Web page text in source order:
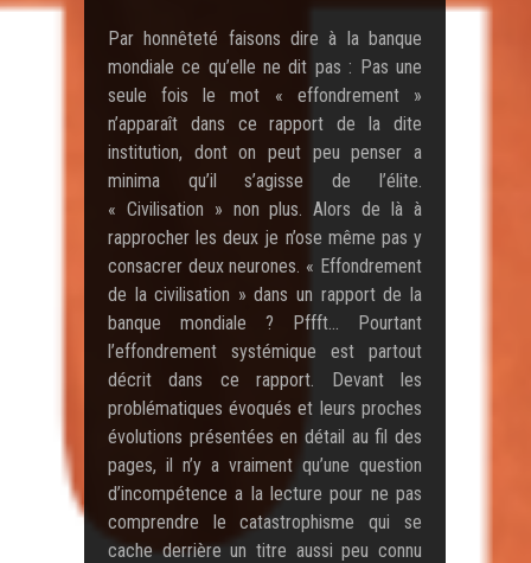
Par honnêteté faisons dire à la banque
mondiale ce qu’elle ne dit pas : Pas une
seule fois le mot « effondrement »
n’apparaît dans ce rapport de la dite
institution, dont on peut peu penser a
minima qu’il s’agisse de l’élite.
« Civilisation » non plus. Alors de là à
rapprocher les deux je n’ose même pas y
consacrer deux neurones. « Effondrement
de la civilisation » dans un rapport de la
banque mondiale ? Pffft… Pourtant
l’effondrement systémique est partout
décrit dans ce rapport. Devant les
problématiques évoqués et leurs proches
évolutions présentées en détail au fil des
pages, il n’y a vraiment qu’une question
d’incompétence a la lecture pour ne pas
comprendre le catastrophisme qui se
cache derrière un titre aussi peu connu